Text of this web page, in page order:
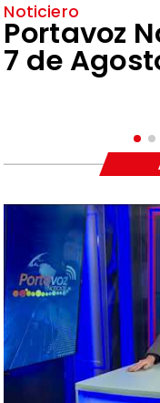
Noticiero
Portavoz
7 de